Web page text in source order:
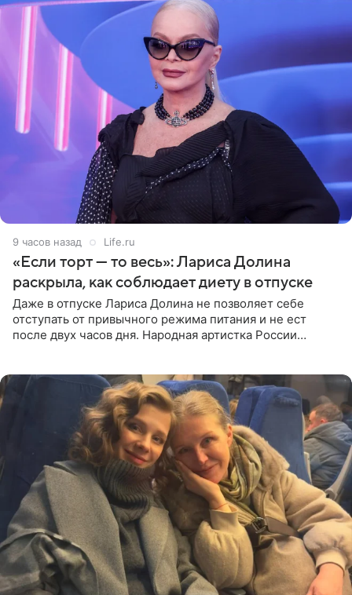
9 часов назад Life.ru
«Если торт — то весь»: Лариса Долина
раскрыла, как соблюдает диету в отпуске
Даже в отпуске Лариса Долина не позволяет себе
отступать от привычного режима питания и не ест
после двух часов дня. Народная артистка России